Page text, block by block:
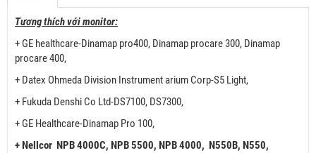
Tương thích với monitor:
+ GE healthcare-Dinamap pro400, Dinamap procare 300, Dinamap
procare 400,
+ Datex Ohmeda Division Instrument arium Corp-S5 Light,
+ Fukuda Denshi Co Ltd-DS7100, DS7300,
+ GE Healthcare-Dinamap Pro 100,
+ Nellcor NPB 4000C, NPB 5500, NPB 4000, N550B, N550,